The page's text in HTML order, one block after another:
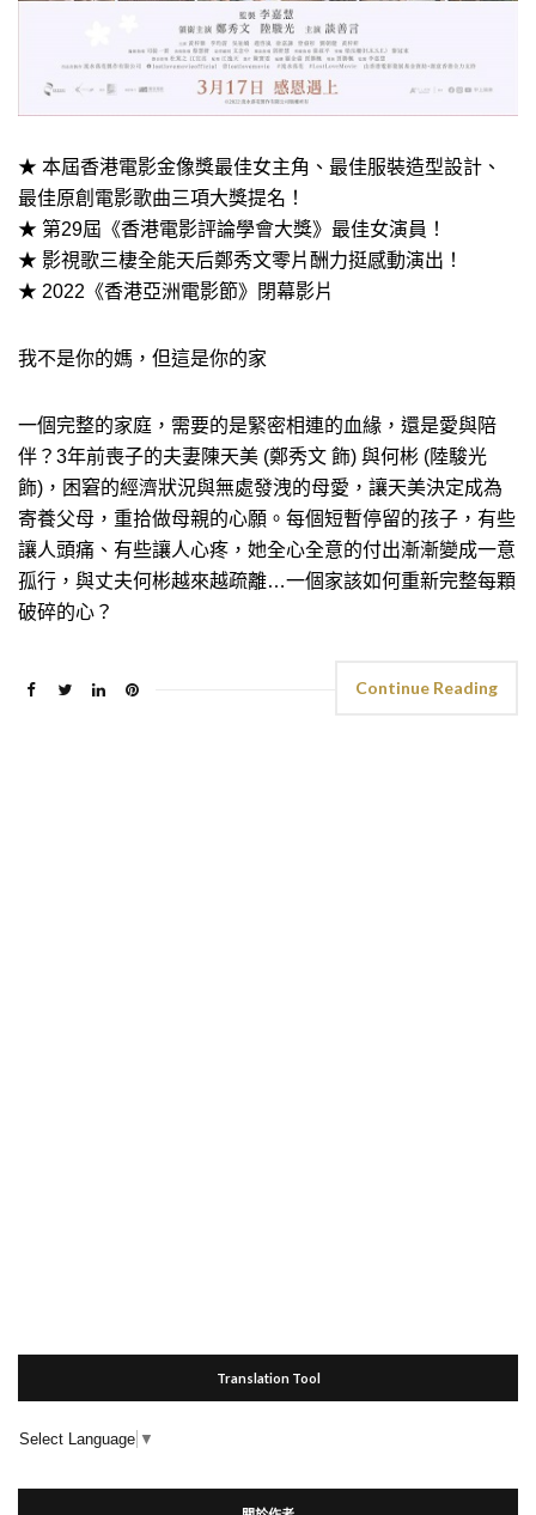
★ 本屆香港電影金像獎最佳女主角、最佳服裝造型設計、
最佳原創電影歌曲三項大獎提名！
★ 第29屆《香港電影評論學會大獎》最佳女演員！
★ 影視歌三棲全能天后鄭秀文零片酬力挺感動演出！
★ 2022《香港亞洲電影節》閉幕影片
我不是你的媽，但這是你的家
一個完整的家庭，需要的是緊密相連的血緣，還是愛與陪
伴？3年前喪子的夫妻陳天美 (鄭秀文 飾) 與何彬 (陸駿光
飾)，困窘的經濟狀況與無處發洩的母愛，讓天美決定成為
寄養父母，重拾做母親的心願。每個短暫停留的孩子，有些
讓人頭痛、有些讓人心疼，她全心全意的付出漸漸變成一意
孤行，與丈夫何彬越來越疏離…一個家該如何重新完整每顆
破碎的心？
Continue Reading
Translation Tool
Select Language ▼